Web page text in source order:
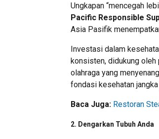
Ungkapan “mencegah
Pacific Responsible
Asia Pasifik
Investasi dalam
konsisten, didukung oleh
olahraga yang
fondasi kesehatan jangka
Baca Juga: Restoran
2. Dengarkan Tubuh Anda